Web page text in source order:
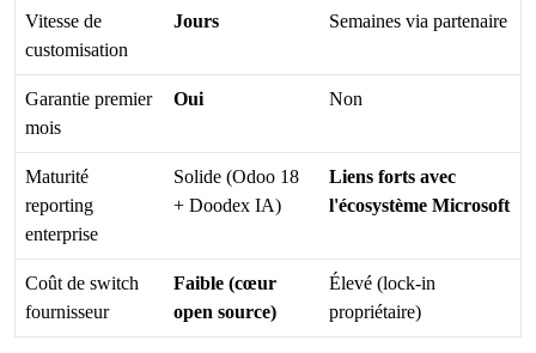
Vitesse de
customisation
Jours Semaines via partenaire
Garantie premier
mois
Oui Non
Maturité
reporting
enterprise
Solide (Odoo 18
+ Doodex IA)
Liens forts avec
l'écosystème Microsoft
Coût de switch
fournisseur
Faible (cœur
open source)
Élevé (lock-in
propriétaire)